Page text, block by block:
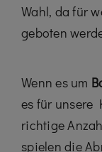
Wahl, da für
geboten
Wenn es um
es für unsere
richtige
spielen die